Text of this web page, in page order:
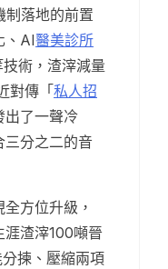
制落地的前置
、AI醫美診所
術，渣滓減量
對傳「私人招
出了一聲冷
三分之二的音
方位升級，
涯渣滓100噸晉
揀、壓縮兩項